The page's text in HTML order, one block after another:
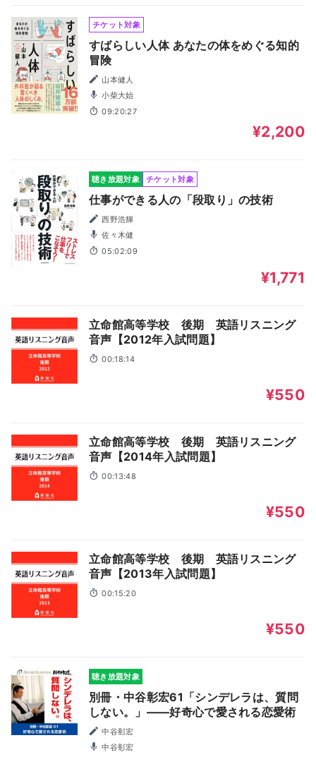
チケット対象
すばらしい人体 あなたの体をめぐる知的
冒険
山本健人
小柴大始
09:20:27
¥2,200
聴き放題対象 チケット対象
仕事ができる人の「段取り」の技術
西野浩輝
佐々木健
05:02:09
¥1,771
立命館高等学校 後期 英語リスニング
音声【2012年入試問題】
00:18:14
¥550
立命館高等学校 後期 英語リスニング
音声【2014年入試問題】
00:13:48
¥550
立命館高等学校 後期 英語リスニング
音声【2013年入試問題】
00:15:20
¥550
聴き放題対象
別冊・中谷彰宏61「シンデレラは、質問
しない。」――好奇心で愛される恋愛術
中谷彰宏
中谷彰宏